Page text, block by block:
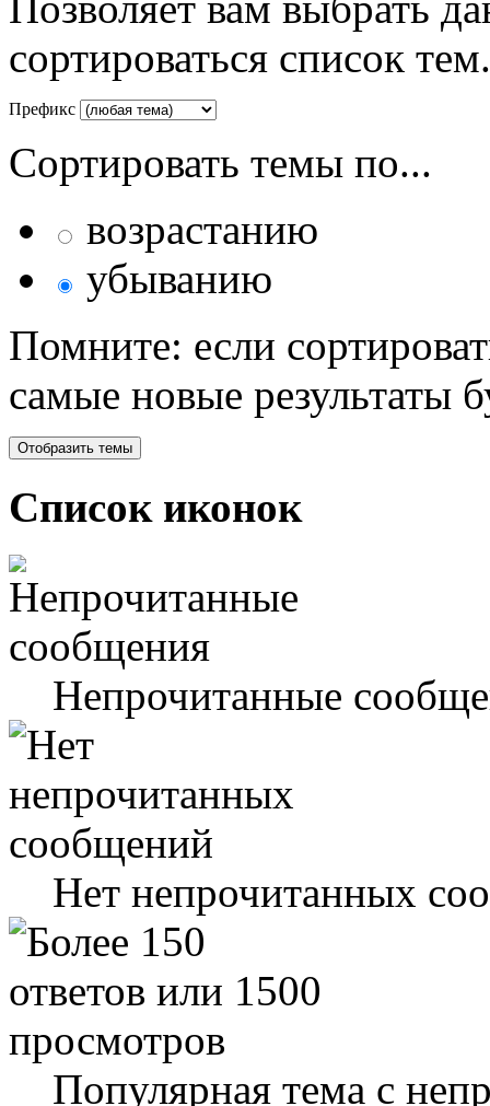
сортироваться список тем.
Префикс
Сортировать темы по...
возрастанию
убыванию
Помните: если
самые новые результаты
Список иконок
Непрочитанные
Нет непрочитанных
Популярная тема с